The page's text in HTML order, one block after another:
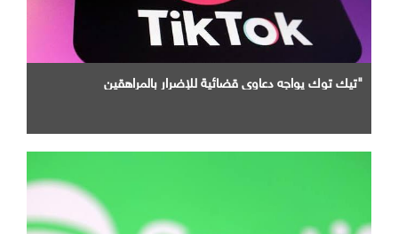
"تيك توك يواجه دعاوى قضائية للإضرار بالمراهقين